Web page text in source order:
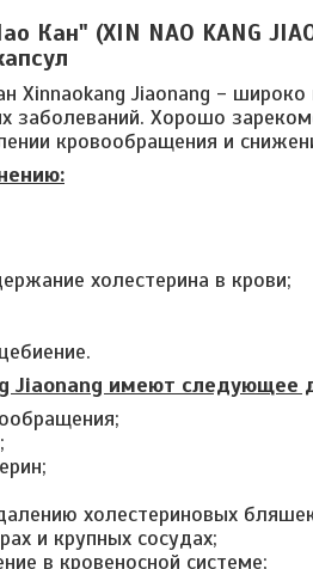
Кан" (XIN NAO KANG
Xinnaokang Jiaonang -
заболеваний. Хорошо
кровообращения и
холестерина в крови;
Jiaonang имеют следующее
холестериновых
и крупных сосудах;
в кровеносной системе;